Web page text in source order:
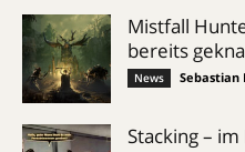
Mistfall
bereits
News Sebastian
Stacking – im